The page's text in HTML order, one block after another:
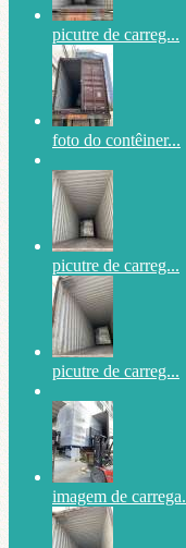
picutre de carreg...
foto do contêiner...
picutre de carreg...
picutre de carreg...
imagem de